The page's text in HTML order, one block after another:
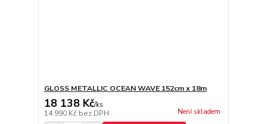
GLOSS METALLIC OCEAN WAVE 152cm x 18m
18 138 Kč/ks
14 990 Kč bez DPH Není skladem